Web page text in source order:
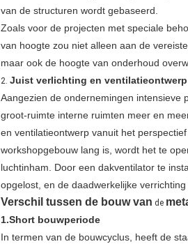
van de structuren wordt gebaseerd.
Zoals voor de projecten met speciale
van hoogte zou niet alleen aan de
maar ook de hoogte van onderhoud
2. Juist verlichting en ventilatieontwerp
Aangezien de ondernemingen intensieve
groot-ruimte interne ruimten meer en
en ventilatieontwerp vanuit het
workshopgebouw lang is, wordt het te
luchtinham. Door een dakventilator te
opgelost, en de daadwerkelijke
Verschil tussen de bouw van de
1.Short bouwperiode
In termen van de bouwcyclus, heeft de